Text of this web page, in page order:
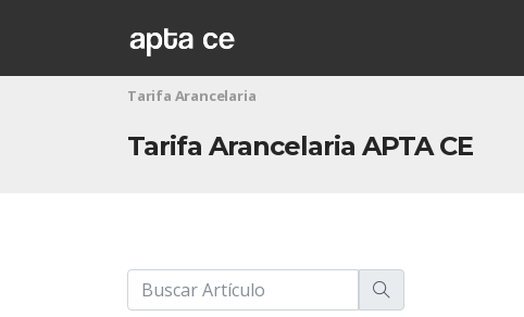
Tarifa Arancelaria
Tarifa Arancelaria APTA CE